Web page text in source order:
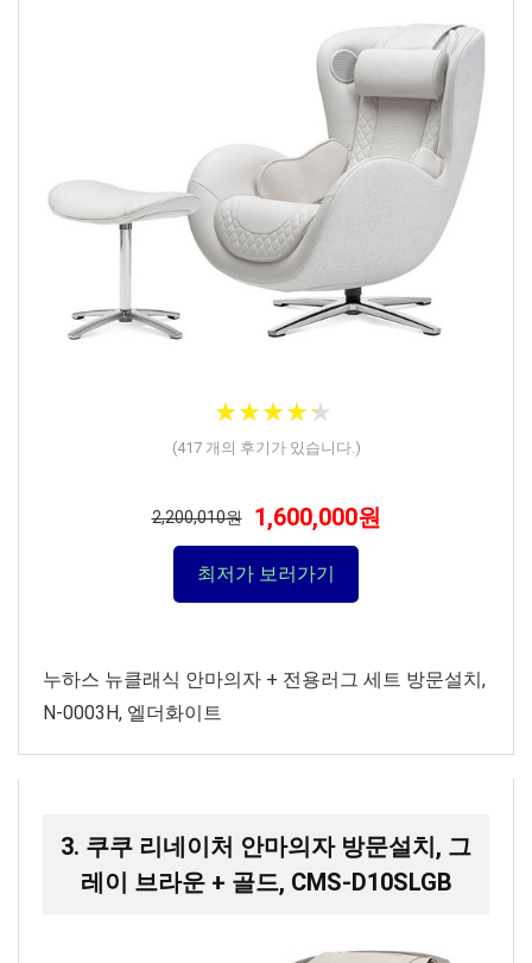
★★★★★
★★★★★
(417개의 후기가 있습니다.)
2,200,010원 1,600,000원
최저가 보러가기
누하스 뉴클래식 안마의자 + 전용러그 세트 방문설치,
N-0003H, 엘더화이트
3. 쿠쿠 리네이처 안마의자 방문설치, 그
레이 브라운 + 골드, CMS-D10SLGB